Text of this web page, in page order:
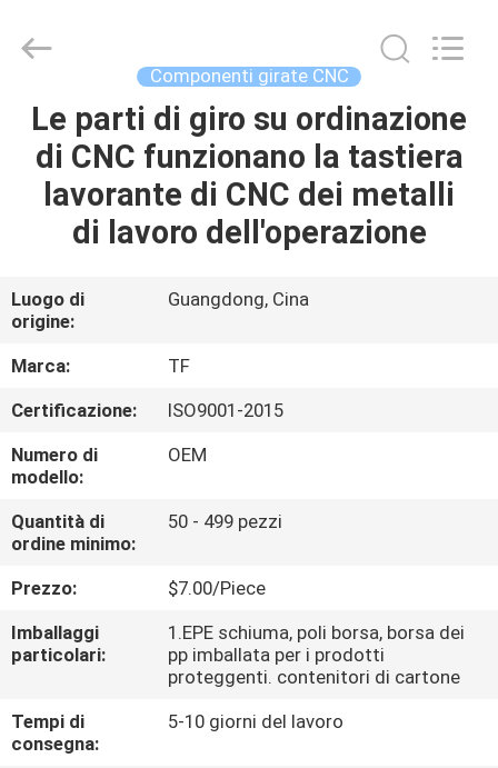
CASA.
PRODOTTI
DI
NOI
VISITA
ALLA
FABBRICA
CONTROLLO
DELLA
QUALITÀ
CONTATTACI
Technology
Rights
Componenti girate CNC
Le parti di giro su ordinazione
di CNC funzionano la tastiera
lavorante di CNC dei metalli
di lavoro dell'operazione
Luogo di
origine:
Guangdong, Cina
Marca:
TF
Certificazione:
ISO9001-2015
Numero di
modello:
OEM
Quantità di
ordine minimo:
50 - 499 pezzi
Prezzo:
$7.00/Piece
Imballaggi
particolari:
1.EPE schiuma, poli borsa, borsa dei
pp imballata per i prodotti
proteggenti. contenitori di cartone
Tempi di
consegna:
5-10 giorni del lavoro